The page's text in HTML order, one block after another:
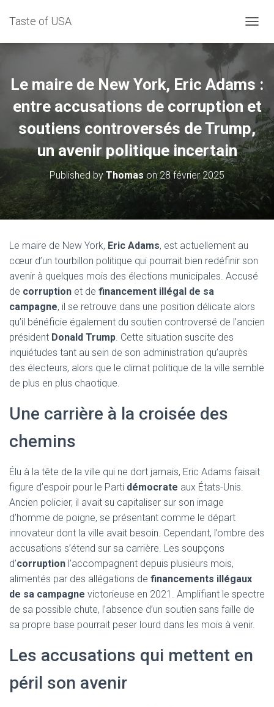
Taste of USA
É
E
L
A
N
A
V
T
Le maire de New York, Eric Adams :
entre accusations de corruption et
soutiens controversés de Trump,
un avenir politique incertain
Published byThomason28 février 2025
Le maire de New York, Eric Adams, est actuellement au
cœur d’un tourbillon politique qui pourrait bien redéfinir son
avenir à quelques mois des élections municipales. Accusé
de corruption et de financement illégal de sa
campagne, il se retrouve dans une position délicate alors
qu’il bénéficie également du soutien controversé de l’ancien
président Donald Trump. Cette situation suscite des
inquiétudes tant au sein de son administration qu’auprès
des électeurs, alors que le climat politique de la ville semble
de plus en plus chaotique.
Une carrière à la croisée des
chemins
Élu à la tête de la ville qui ne dort jamais, Eric Adams faisait
figure d’espoir pour le Parti démocrate aux États-Unis.
Ancien policier, il avait su capitaliser sur son image
d’homme de poigne, se présentant comme le départ
innovateur dont la ville avait besoin. Cependant, l’ombre des
accusations s’étend sur sa carrière. Les soupçons
d’corruption l’accompagnent depuis plusieurs mois,
alimentés par des allégations de financements illégaux
de sa campagne victorieuse en 2021. Amplifiant le spectre
de sa possible chute, l’absence d’un soutien sans faille de
sa propre base pourrait peser lourd dans les mois à venir.
Les accusations qui mettent en
péril son avenir